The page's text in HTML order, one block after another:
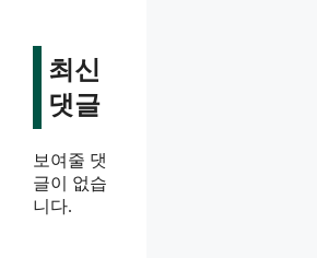
최신
댓글
보여줄 댓
글이 없습
니다.